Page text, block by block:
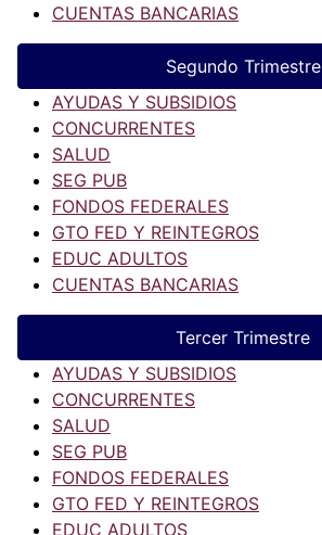
CUENTAS BANCARIAS
Segundo Trimestre
AYUDAS Y SUBSIDIOS
CONCURRENTES
SALUD
SEG PUB
FONDOS FEDERALES
GTO FED Y REINTEGROS
EDUC ADULTOS
CUENTAS BANCARIAS
Tercer Trimestre
AYUDAS Y SUBSIDIOS
CONCURRENTES
SALUD
SEG PUB
FONDOS FEDERALES
GTO FED Y REINTEGROS
EDUC ADULTOS